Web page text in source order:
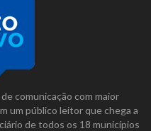
comunicação com maior
um público leitor que chega a
de todos os 18 municípios